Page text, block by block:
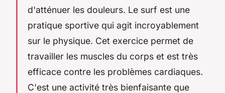
d'atténuer les douleurs. Le surf est une
pratique sportive qui agit incroyablement
sur le physique. Cet exercice permet de
travailler les muscles du corps et est très
efficace contre les problèmes cardiaques.
C'est une activité très bienfaisante que